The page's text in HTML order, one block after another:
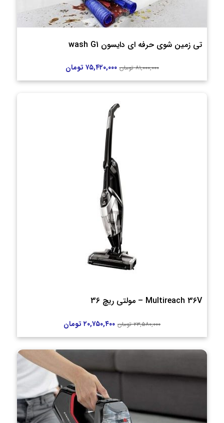
تی زمین شوی حرفه ای دایسون wash G1
۸۱,۰۰۰,۰۰۰ تومان ۷۵,۴۲۰,۰۰۰ تومان
Multireach 36V – مولتی ریچ 36
۲۳,۵۸۰,۰۰۰ تومان ۲۰,۷۵۰,۴۰۰ تومان